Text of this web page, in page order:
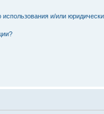
и/или